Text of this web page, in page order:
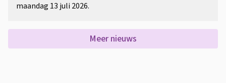
maandag 13 juli 2026.
Meer nieuws